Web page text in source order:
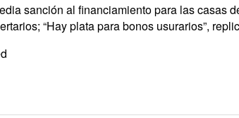
sanción al financiamiento para las casas
“Hay plata para bonos usurarios”,